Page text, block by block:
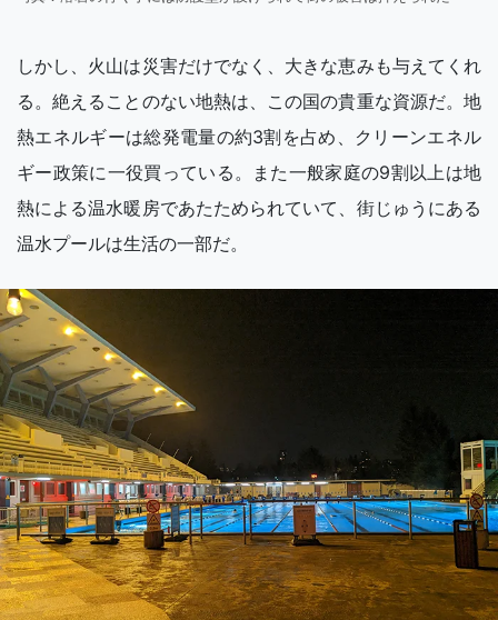
しかし、火山は災害だけでなく、大きな恵みも与えてくれ
る。絶えることのない地熱は、この国の貴重な資源だ。地
熱エネルギーは総発電量の約3割を占め、クリーンエネル
ギー政策に一役買っている。また一般家庭の9割以上は地
熱による温水暖房であたためられていて、街じゅうにある
温水プールは生活の一部だ。